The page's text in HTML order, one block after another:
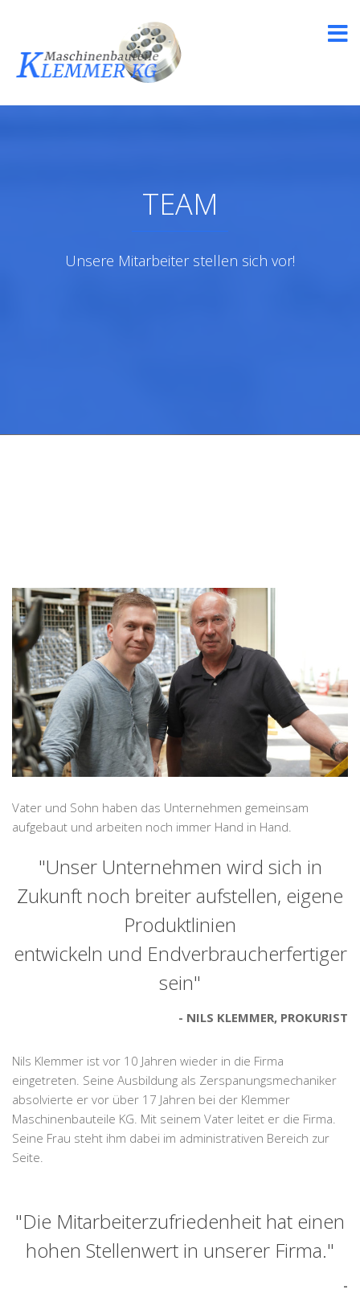
TEAM
Unsere Mitarbeiter stellen sich vor!
Vater und Sohn haben das Unternehmen gemeinsam
aufgebaut und arbeiten noch immer Hand in Hand.
"Unser Unternehmen wird sich in
Zukunft noch breiter aufstellen, eigene
Produktlinien
entwickeln und Endverbraucherfertiger
sein"
NILS KLEMMER, PROKURIST
Nils Klemmer ist vor 10 Jahren wieder in die Firma
eingetreten. Seine Ausbildung als Zerspanungsmechaniker
absolvierte er vor über 17 Jahren bei der Klemmer
Maschinenbauteile KG. Mit seinem Vater leitet er die Firma.
Seine Frau steht ihm dabei im administrativen Bereich zur
Seite.
"Die Mitarbeiterzufriedenheit hat einen
hohen Stellenwert in unserer Firma."